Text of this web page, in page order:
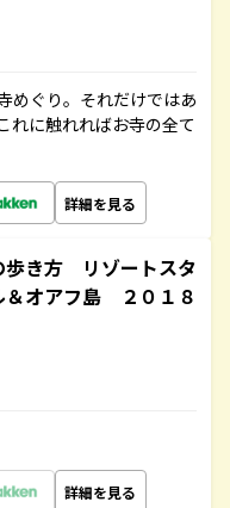
めぐり。それだけではあ
れに触れればお寺の全て
詳細を見る
き方 リゾートスタ
オアフ島 ２０１８
詳細を見る